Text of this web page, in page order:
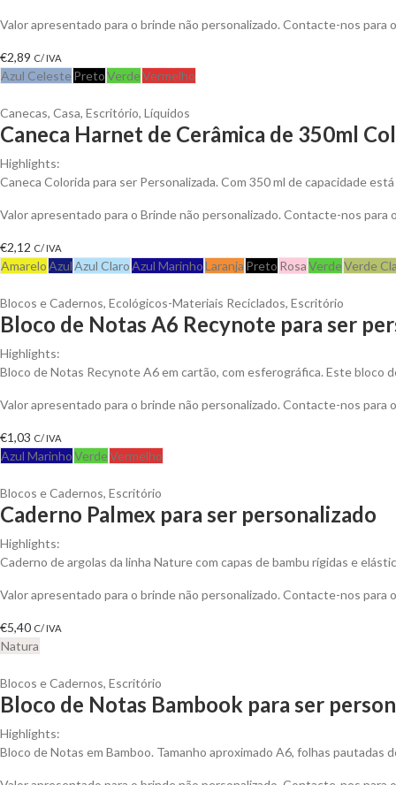
Valor apresentado para o brinde não personalizado. Contacte-nos
€2,89 C/ IVA
Azul Celeste PretoVerdeVermelho
Canecas, Casa, Escritório, Líquidos
Caneca Harnet de Cerâmica de 350ml
Highlights:
Caneca Colorida para ser Personalizada. Com 350 ml de capacidade
Valor apresentado para o Brinde não personalizado. Contacte-nos
€2,12 C/ IVA
AmareloAzulAzul ClaroAzul MarinhoLaranja Preto RosaVerdeVerde
Blocos e Cadernos, Ecológicos-Materiais Reciclados, Escritório
Bloco de Notas A6 Recynote para ser
Highlights:
Bloco de Notas Recynote A6 em cartão, com esferográfica. Este bloco
Valor apresentado para o brinde não personalizado. Contacte-nos
€1,03 C/ IVA
Azul MarinhoVerdeVermelho
Blocos e Cadernos, Escritório
Caderno Palmex para ser personalizado
Highlights:
Caderno de argolas da linha Nature com capas de bambu rígidas e
Valor apresentado para o brinde não personalizado. Contacte-nos
€5,40 C/ IVA
Natura
Blocos e Cadernos, Escritório
Bloco de Notas Bambook para ser
Highlights:
Bloco de Notas em Bamboo. Tamanho aproximado A6, folhas pautadas